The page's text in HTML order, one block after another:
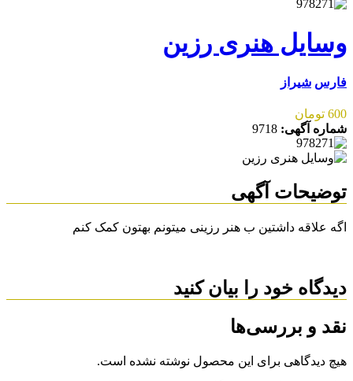
وسایل هنری رزین
فارس شیراز
600 تومان
شماره آگهی: 9718
توضیحات آگهی
اگه علاقه داشتین ب هنر رزینی میتونم بهتون کمک کنم
دیدگاه خود را بیان کنید
نقد و بررسی‌ها
هیچ دیدگاهی برای این محصول نوشته نشده است.